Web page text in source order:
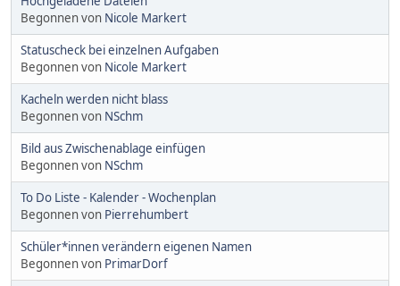
Begonnen von Nicole Markert
Statuscheck bei einzelnen Aufgaben
Begonnen von Nicole Markert
Kacheln werden nicht blass
Begonnen von NSchm
Bild aus Zwischenablage einfügen
Begonnen von NSchm
To Do Liste - Kalender - Wochenplan
Begonnen von Pierrehumbert
Schüler*innen verändern eigenen Namen
Begonnen von PrimarDorf